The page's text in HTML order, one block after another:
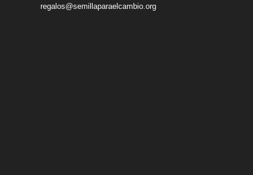
regalos@semillaparaelcambio.org